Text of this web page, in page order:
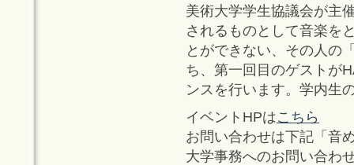
美術大学学生協議会が主
されるものとして音楽を
とができない、その人の
ち、第一回目のゲストが
ンスを行います。学内生
イベントHPはこちら
お問い合わせは下記「音
大学事務へのお問い合わ